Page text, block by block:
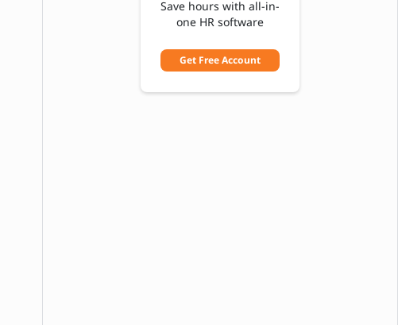
Save hours with all-in-
one HR software
Get Free Account